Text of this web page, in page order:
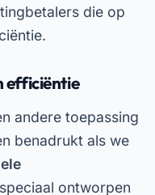
die op
efficiëntie
andere toepassing
benadrukt als we
ontworpen